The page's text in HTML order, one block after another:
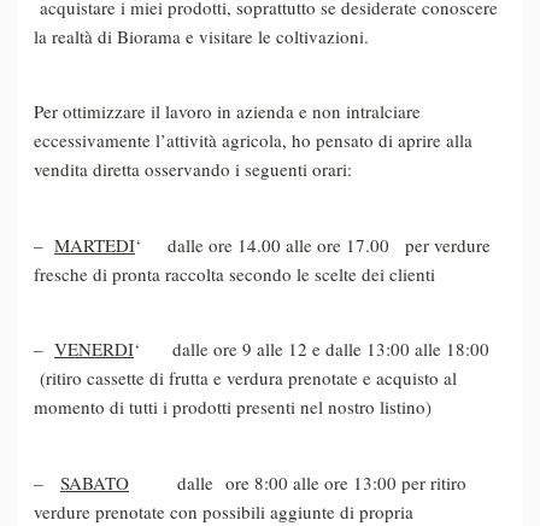
acquistare i miei prodotti, soprattutto se desiderate conoscere
la realtà di Biorama e visitare le coltivazioni.
Per ottimizzare il lavoro in azienda e non intralciare
eccessivamente l’attività agricola, ho pensato di aprire alla
vendita diretta osservando i seguenti orari:
– MARTEDI‘ dalle ore 14.00 alle ore 17.00 per verdure
fresche di pronta raccolta secondo le scelte dei clienti
– VENERDI‘ dalle ore 9 alle 12 e dalle 13:00 alle 18:00
(ritiro cassette di frutta e verdura prenotate e acquisto al
momento di tutti i prodotti presenti nel nostro listino)
– SABATO dalle ore 8:00 alle ore 13:00 per ritiro
verdure prenotate con possibili aggiunte di propria